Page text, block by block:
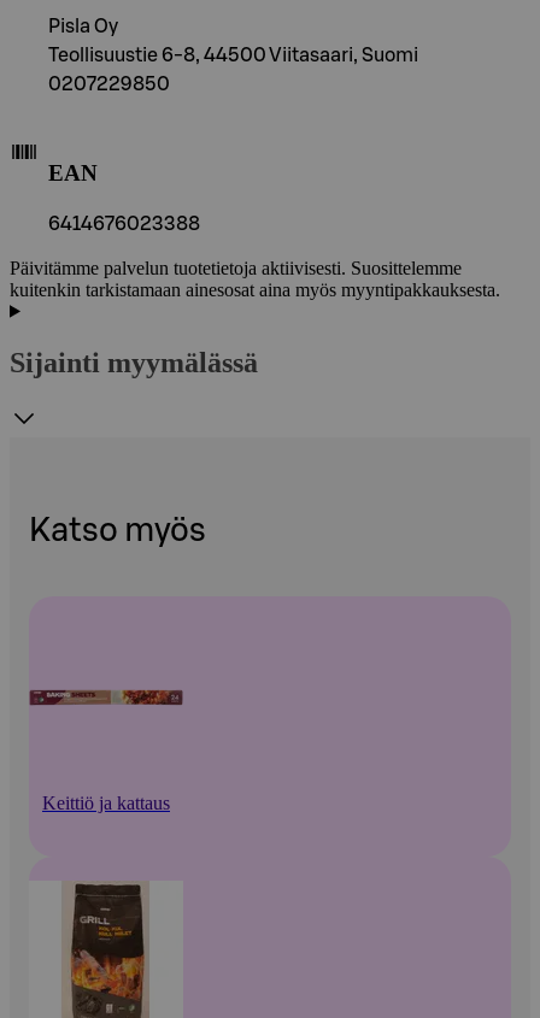
Pisla Oy
Teollisuustie 6-8, 44500 Viitasaari, Suomi
0207229850
EAN
6414676023388
Päivitämme palvelun tuotetietoja aktiivisesti. Suosittelemme
kuitenkin tarkistamaan ainesosat aina myös myyntipakkauksesta.
Sijainti myymälässä
Katso myös
Keittiö ja kattaus